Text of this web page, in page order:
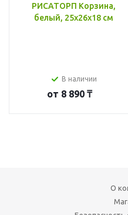
РИСАТОРП Корзина,
белый, 25x26x18 см
В наличии
от 8 890 ₸
О